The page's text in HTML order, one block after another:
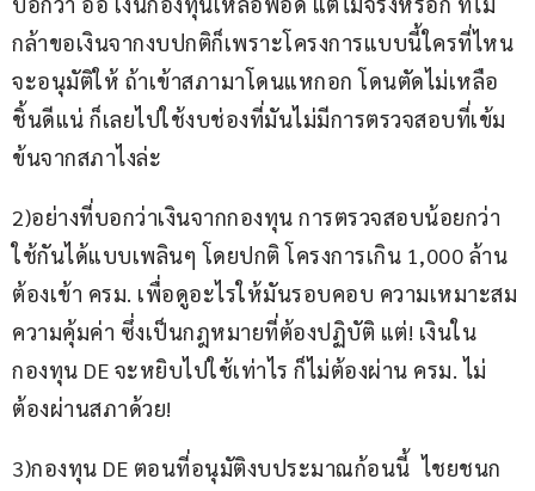
กล้าขอเงินจากงบปกติก็เพราะโครงการแบบนี้ใครที่ไหน
จะอนุมัติให้ ถ้าเข้าสภามาโดนแหกอก โดนตัดไม่เหลือ
ชิ้นดีแน่ ก็เลยไปใช้งบช่องที่มันไม่มีการตรวจสอบที่เข้ม
ข้นจากสภาไงล่ะ
2)อย่างที่บอกว่าเงินจากกองทุน การตรวจสอบน้อยกว่า
ใช้กันได้แบบเพลินๆ โดยปกติ โครงการเกิน 1,000 ล้าน
ต้องเข้า ครม. เพื่อดูอะไรให้มันรอบคอบ ความเหมาะสม
ความคุ้มค่า ซึ่งเป็นกฎหมายที่ต้องปฏิบัติ แต่! เงินใน
กองทุน DE จะหยิบไปใช้เท่าไร ก็ไม่ต้องผ่าน ครม. ไม่
ต้องผ่านสภาด้วย!
3)กองทุน DE ตอนที่อนุมัติงบประมาณก้อนนี้  ไชยชนก